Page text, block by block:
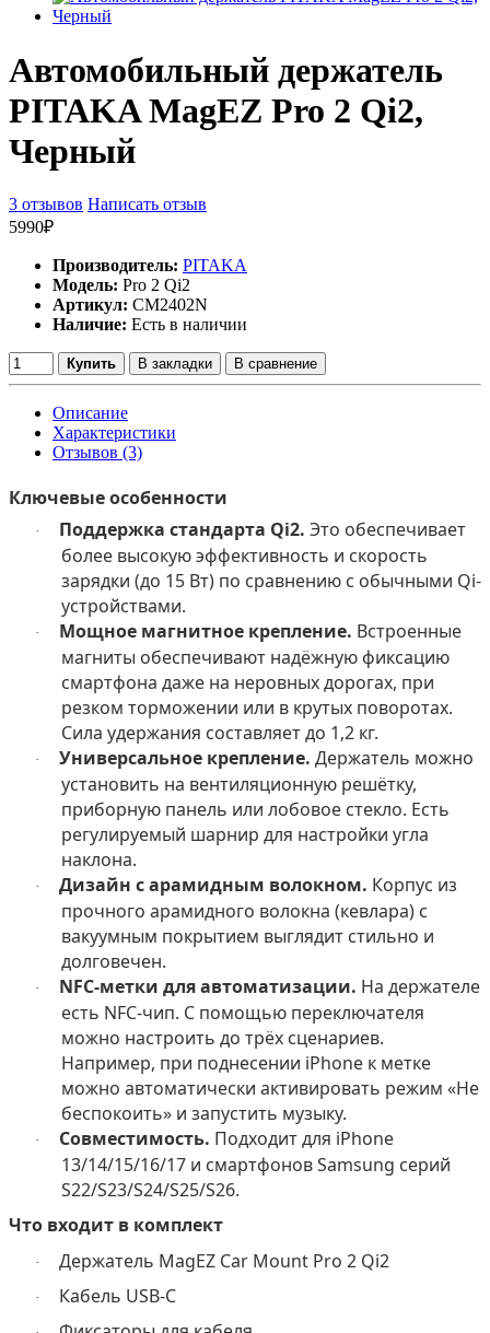
Автомобильный держатель
PITAKA MagEZ Pro 2 Qi2,
Черный
3 отзывов Написать отзыв
5990₽
Производитель: PITAKA
Модель: Pro 2 Qi2
Артикул: CM2402N
Наличие: Есть в наличии
Купить В закладки В сравнение
Описание
Характеристики
Отзывов (3)
Ключевые особенности
· Поддержка стандарта Qi2. Это обеспечивает
более высокую эффективность и скорость
зарядки (до 15 Вт) по сравнению с обычными Qi-
устройствами.
· Мощное магнитное крепление. Встроенные
магниты обеспечивают надёжную фиксацию
смартфона даже на неровных дорогах, при
резком торможении или в крутых поворотах.
Сила удержания составляет до 1,2 кг.
· Универсальное крепление. Держатель можно
установить на вентиляционную решётку,
приборную панель или лобовое стекло. Есть
регулируемый шарнир для настройки угла
наклона.
· Дизайн с арамидным волокном. Корпус из
прочного арамидного волокна (кевлара) с
вакуумным покрытием выглядит стильно и
долговечен.
· NFC-метки для автоматизации. На держателе
есть NFC-чип. С помощью переключателя
можно настроить до трёх сценариев.
Например, при поднесении iPhone к метке
можно автоматически активировать режим «Не
беспокоить» и запустить музыку.
· Совместимость. Подходит для iPhone
13/14/15/16/17 и смартфонов Samsung серий
S22/S23/S24/S25/S26.
Что входит в комплект
· Держатель MagEZ Car Mount Pro 2 Qi2
· Кабель USB-C